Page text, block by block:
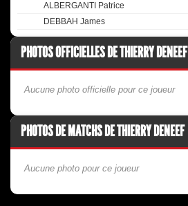
ALBERGANTI Patrice
DEBBAH James
PHOTOS OFFICIELLES DE THIERRY DENEEF
Aucune photo officielle pour ce joueur
PHOTOS DE MATCHS DE THIERRY DENEEF
Aucune photo pour ce joueur